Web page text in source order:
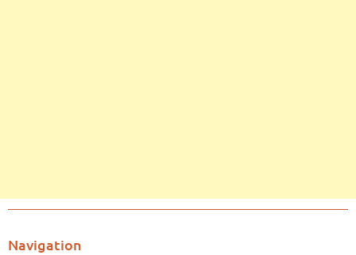
Navigation